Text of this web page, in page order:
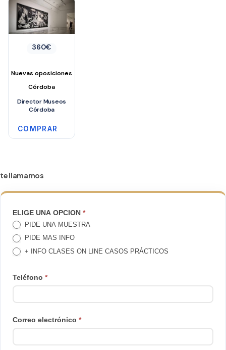
360€
Nuevas oposiciones
Córdoba
Director Museos
Córdoba
COMPRAR
te llamamos
TE
LLAMAMOS
ELIGE UNA OPCION *
PIDE UNA MUESTRA
PIDE MAS INFO
+ INFO CLASES ON LINE CASOS PRÁCTICOS
Teléfono *
Correo electrónico *